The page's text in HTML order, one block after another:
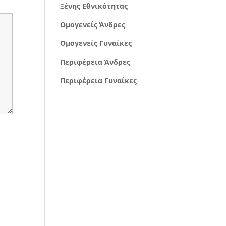
Ξένης Εθνικότητας
Ομογενείς Άνδρες
Ομογενείς Γυναίκες
Περιφέρεια Άνδρες
Περιφέρεια Γυναίκες